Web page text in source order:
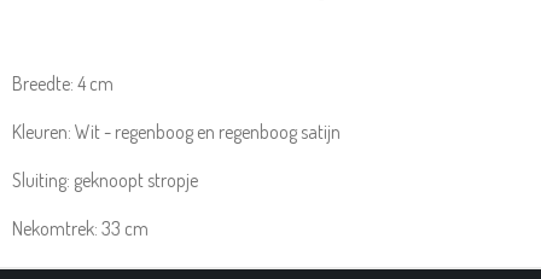
Breedte: 4 cm
Kleuren: Wit - regenboog en regenboog satijn
Sluiting: geknoopt stropje
Nekomtrek: 33 cm